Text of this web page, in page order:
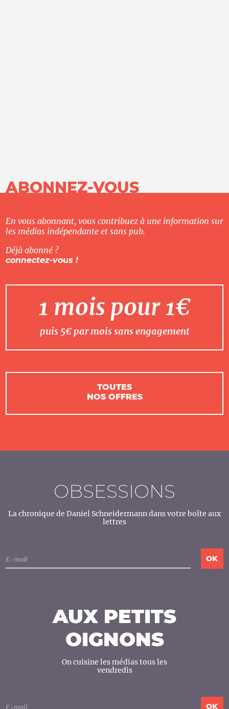
ABONNEZ-VOUS
En vous abonnant, vous contribuez à une information sur
les médias indépendante et sans pub.
Déjà abonné ?
connectez-vous !
1 mois pour 1€
puis 5€ par mois sans engagement
TOUTES
NOS OFFRES
OBSESSIONS
La chronique de Daniel Schneidermann dans votre boîte aux
lettres
AUX PETITS
OIGNONS
On cuisine les médias tous les
vendredis